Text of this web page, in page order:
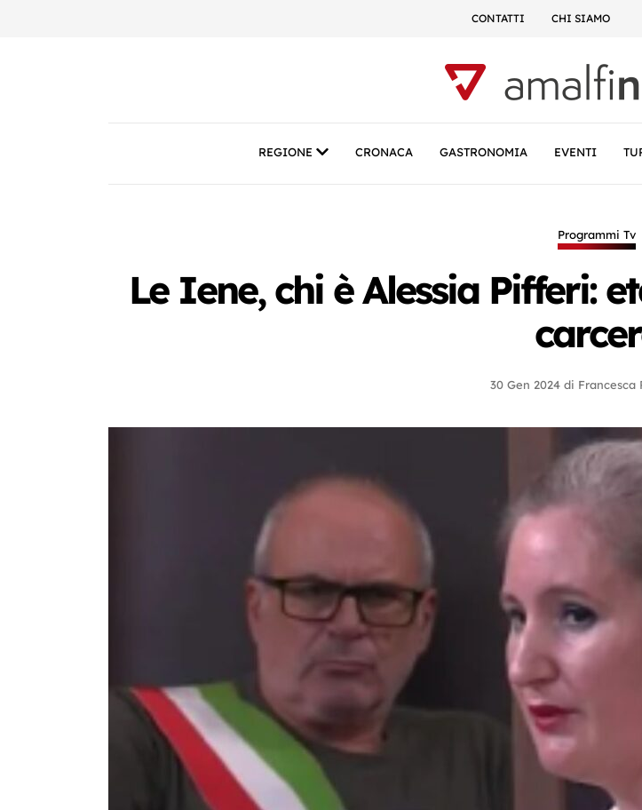
CONTATTI CHI SIAMO
REGIONE CRONACA GASTRONOMIA EVENTI
Programmi Tv
Le Iene, chi è Alessia Pifferi:
30 Gen 2024 di Francesca